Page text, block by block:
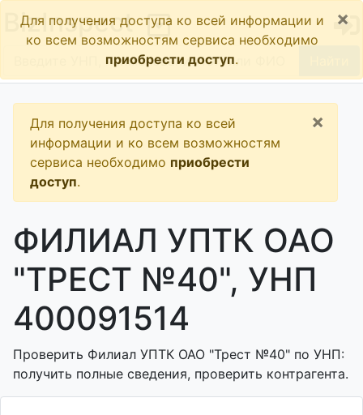
BizInspect
Для получения доступа ко всей информации и
ко всем возможностям сервиса необходимо
приобрести доступ.
×
Для получения доступа ко всей
информации и ко всем возможностям
сервиса необходимо приобрести
доступ.
×
ФИЛИАЛ УПТК ОАО
"ТРЕСТ №40", УНП
400091514
Проверить Филиал УПТК ОАО "Трест №40" по УНП:
получить полные сведения, проверить контрагента.